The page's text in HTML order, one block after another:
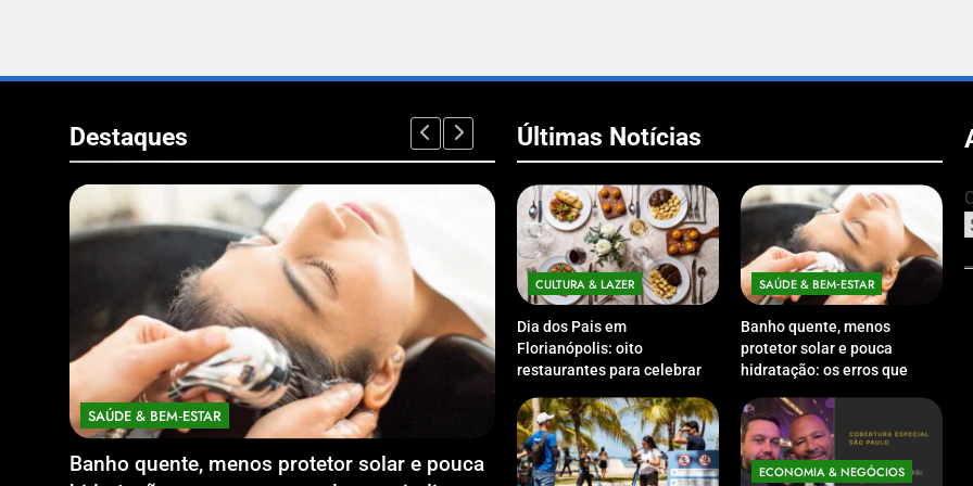
Destaques
SAÚDE & BEM‑ESTAR
Banho quente, menos protetor solar e pouca
ECONOMIA & NEGÓCIOS
Expansão da Micromobilidade Elétrica
Últimas Notícias
CULTURA & LAZER
Dia dos Pais em
Florianópolis: oito
restaurantes para celebrar a
SAÚDE & BEM‑ESTAR
Banho quente, menos
protetor solar e pouca
hidratação: os erros que
couro cabeludo no inverno
ECONOMIA & NEGÓCIOS